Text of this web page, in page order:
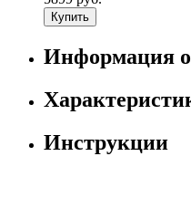
Купить
Информация о
Инструкции